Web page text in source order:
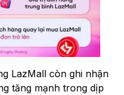
LazMall còn ghi nhận
tăng mạnh trong dịp